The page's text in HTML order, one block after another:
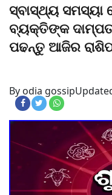
ସ୍ବାସ୍ଥ୍ୟ ସମସ୍ୟା
ବ୍ୟକ୍ତିଙ୍କ
ପଢନ୍ତୁ ଆଜିର
By odia gossip